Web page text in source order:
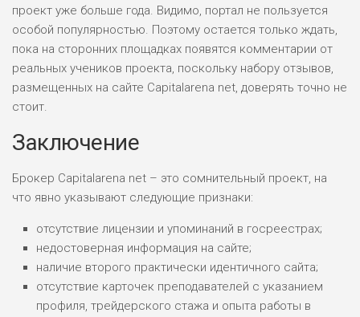
проект уже больше года. Видимо, портал не пользуется
особой популярностью. Поэтому остается только ждать,
пока на сторонних площадках появятся комментарии от
реальных учеников проекта, поскольку набору отзывов,
размещенных на сайте Capitalarena net, доверять точно не
стоит.
Заключение
Брокер Capitalarena net – это сомнительный проект, на
что явно указывают следующие признаки:
отсутствие лицензии и упоминаний в госреестрах;
недостоверная информация на сайте;
наличие второго практически идентичного сайта;
отсутствие карточек преподавателей с указанием
профиля, трейдерского стажа и опыта работы в